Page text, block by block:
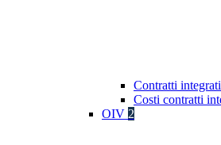
Contratti
Costi contratti
OIV 2